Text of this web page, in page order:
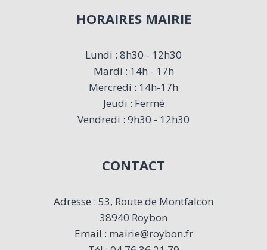
HORAIRES MAIRIE
Lundi : 8h30 - 12h30
Mardi : 14h - 17h
Mercredi : 14h-17h
Jeudi : Fermé
Vendredi : 9h30 - 12h30
CONTACT
Adresse : 53, Route de Montfalcon
38940 Roybon
Email : mairie@roybon.fr